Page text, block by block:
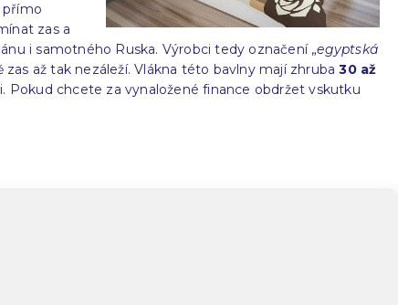
přímo
zas a
i samotného Ruska. Výrobci tedy označení „egyptská
až tak nezáleží. Vlákna této bavlny mají zhruba30 až
Pokud chcete za vynaložené finance obdržet vskutku